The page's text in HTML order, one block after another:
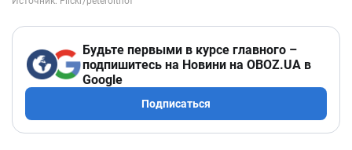
Будьте первыми в курсе главного –
подпишитесь на Новини на OBOZ.UA в
Google
Подписаться